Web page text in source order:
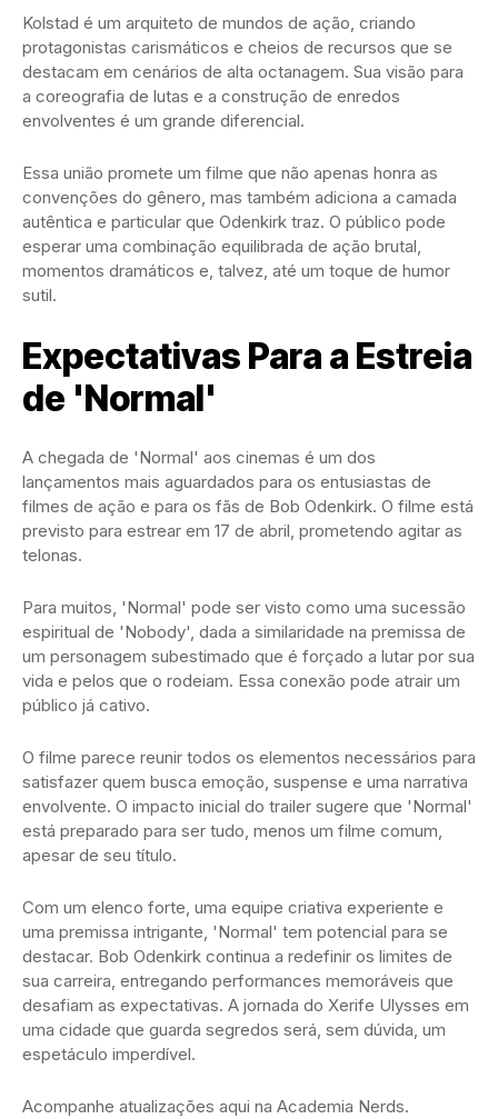
Kolstad é um arquiteto de mundos de ação, criando
protagonistas carismáticos e cheios de recursos que se
destacam em cenários de alta octanagem. Sua visão para
a coreografia de lutas e a construção de enredos
envolventes é um grande diferencial.
Essa união promete um filme que não apenas honra as
convenções do gênero, mas também adiciona a camada
autêntica e particular que Odenkirk traz. O público pode
esperar uma combinação equilibrada de ação brutal,
momentos dramáticos e, talvez, até um toque de humor
sutil.
Expectativas Para a Estreia
de 'Normal'
A chegada de 'Normal' aos cinemas é um dos
lançamentos mais aguardados para os entusiastas de
filmes de ação e para os fãs de Bob Odenkirk. O filme está
previsto para estrear em 17 de abril, prometendo agitar as
telonas.
Para muitos, 'Normal' pode ser visto como uma sucessão
espiritual de 'Nobody', dada a similaridade na premissa de
um personagem subestimado que é forçado a lutar por sua
vida e pelos que o rodeiam. Essa conexão pode atrair um
público já cativo.
O filme parece reunir todos os elementos necessários para
satisfazer quem busca emoção, suspense e uma narrativa
envolvente. O impacto inicial do trailer sugere que 'Normal'
está preparado para ser tudo, menos um filme comum,
apesar de seu título.
Com um elenco forte, uma equipe criativa experiente e
uma premissa intrigante, 'Normal' tem potencial para se
destacar. Bob Odenkirk continua a redefinir os limites de
sua carreira, entregando performances memoráveis que
desafiam as expectativas. A jornada do Xerife Ulysses em
uma cidade que guarda segredos será, sem dúvida, um
espetáculo imperdível.
Acompanhe atualizações aqui na Academia Nerds.